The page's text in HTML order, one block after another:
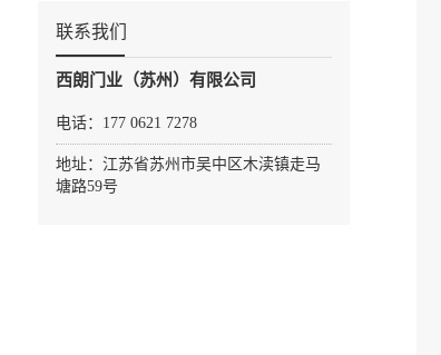
联系我们
西朗门业（苏州）有限公司
电话：177 0621 7278
地址：江苏省苏州市吴中区木渎镇走马
塘路59号